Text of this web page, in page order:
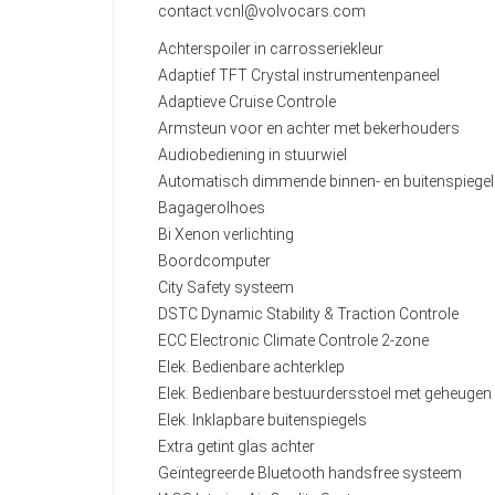
contact.vcnl@volvocars.com
Achterspoiler in carrosseriekleur
Adaptief TFT Crystal instrumentenpaneel
Adaptieve Cruise Controle
Armsteun voor en achter met bekerhouders
Audiobediening in stuurwiel
Automatisch dimmende binnen- en
Bagagerolhoes
Bi Xenon verlichting
Boordcomputer
City Safety systeem
DSTC Dynamic Stability & Traction Controle
ECC Electronic Climate Controle 2-zone
Elek. Bedienbare achterklep
Elek. Bedienbare bestuurdersstoel met geheugen
Elek. Inklapbare buitenspiegels
Extra getint glas achter
Geïntegreerde Bluetooth handsfree systeem